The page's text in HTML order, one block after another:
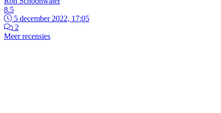
8.5
5 december 2022, 17:05
2
Meer recensies